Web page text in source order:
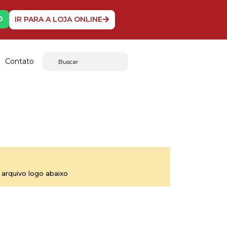
IR PARA A LOJA ONLINE
Contato
logo abaixo